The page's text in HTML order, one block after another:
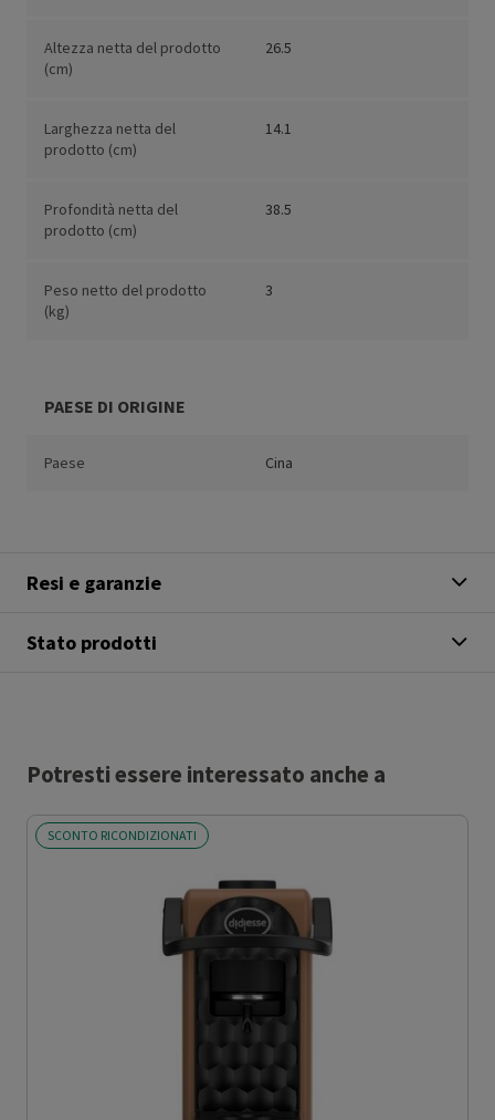
Altezza netta del prodotto
(cm)
26.5
Larghezza netta del
prodotto (cm)
14.1
Profondità netta del
prodotto (cm)
38.5
Peso netto del prodotto
(kg)
3
PAESE DI ORIGINE
Paese Cina
Resi e garanzie
Stato prodotti
Potresti essere interessato anche a
SCONTO RICONDIZIONATI